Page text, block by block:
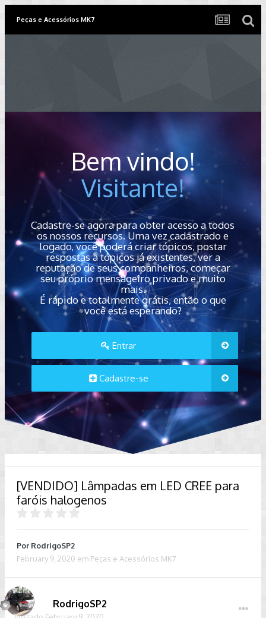
Peças e Acessórios MK7
Bem vindo!
Visitante!
Cadastre-se agora para obter acesso a todos
os nossos recursos. Uma vez cadastrado e
logado, você poderá criar tópicos, postar
respostas a tópicos já existentes, ver a
reputação de seus companheiros, começar
seu próprio mensageiro privado e muito
mais.
É rápido e totalmente grátis, então o que
você está esperando?
Entrar
Cadastre-se
[VENDIDO] Lâmpadas em LED CREE para
faróis halogenos
Por RodrigoSP2
February 9, 2020 em Peças e Acessórios MK7
RodrigoSP2